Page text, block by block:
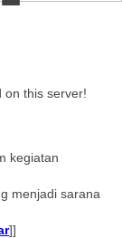
kegiatan
menjadi sarana
]]
on this server!